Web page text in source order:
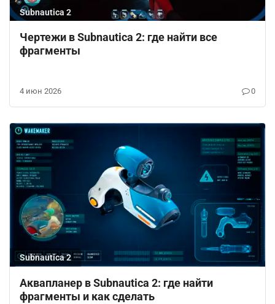
Subnautica 2
Чертежи в Subnautica 2: где найти все
фрагменты
4 июн 2026 0
Subnautica 2
Аквапланер в Subnautica 2: где найти
фрагменты и как сделать